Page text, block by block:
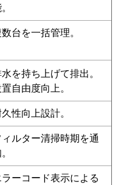
PA-
PA-P112U7KB
PA-P112U7K PA-
PA-P112U7H PA-
PA-P112U6KB
PA-P112U6CB
PA-P112U6HB
PA-P112U6K PA-
PA-P112U6H
台を一括管理。
を持ち上げて排出。
自由度向上。
性向上設計。
ィルター清掃時期を通
ラーコード表示による